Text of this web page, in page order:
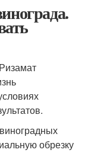
обрезку